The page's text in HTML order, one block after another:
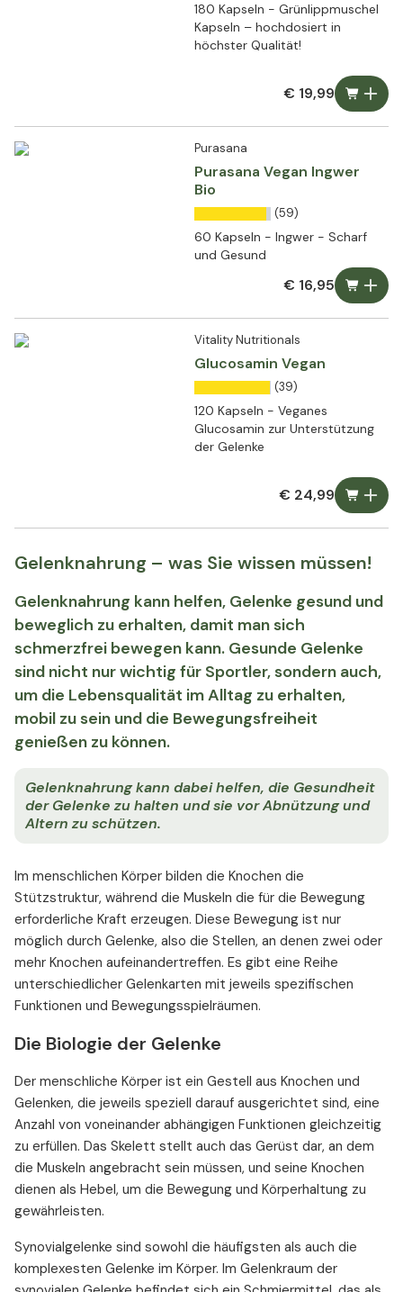
180 Kapseln - Grünlippmuschel
Kapseln – hochdosiert in
höchster Qualität!
€ 19,99
Purasana
Purasana Vegan Ingwer
Bio
(59)
60 Kapseln - Ingwer - Scharf
und Gesund
€ 16,95
Vitality Nutritionals
Glucosamin Vegan
(39)
120 Kapseln - Veganes
Glucosamin zur Unterstützung
der Gelenke
€ 24,99
Gelenknahrung – was Sie wissen müssen!
Gelenknahrung kann helfen, Gelenke gesund und
beweglich zu erhalten, damit man sich
schmerzfrei bewegen kann. Gesunde Gelenke
sind nicht nur wichtig für Sportler, sondern auch,
um die Lebensqualität im Alltag zu erhalten,
mobil zu sein und die Bewegungsfreiheit
genießen zu können.
Gelenknahrung kann dabei helfen, die Gesundheit
der Gelenke zu halten und sie vor Abnützung und
Altern zu schützen.
Im menschlichen Körper bilden die Knochen die
Stützstruktur, während die Muskeln die für die Bewegung
erforderliche Kraft erzeugen. Diese Bewegung ist nur
möglich durch Gelenke, also die Stellen, an denen zwei oder
mehr Knochen aufeinandertreffen. Es gibt eine Reihe
unterschiedlicher Gelenkarten mit jeweils spezifischen
Funktionen und Bewegungsspielräumen.
Die Biologie der Gelenke
Der menschliche Körper ist ein Gestell aus Knochen und
Gelenken, die jeweils speziell darauf ausgerichtet sind, eine
Anzahl von voneinander abhängigen Funktionen gleichzeitig
zu erfüllen. Das Skelett stellt auch das Gerüst dar, an dem
die Muskeln angebracht sein müssen, und seine Knochen
dienen als Hebel, um die Bewegung und Körperhaltung zu
gewährleisten.
Synovialgelenke sind sowohl die häufigsten als auch die
komplexesten Gelenke im Körper. Im Gelenkraum der